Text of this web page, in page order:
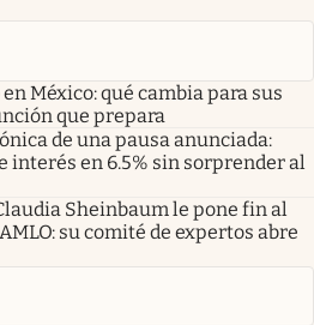
México: qué cambia para sus
que prepara
de una pausa anunciada:
interés en 6.5% sin sorprender al
Sheinbaum le pone fin al
su comité de expertos abre